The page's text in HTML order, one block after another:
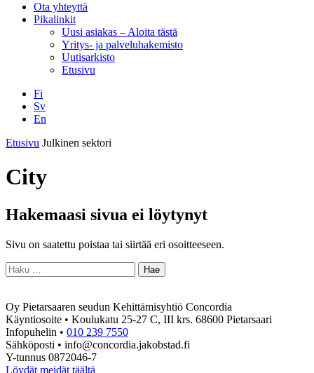
Ota yhteyttä
Pikalinkit
Uusi asiakas – Aloita tästä
Yritys- ja palveluhakemisto
Uutisarkisto
Etusivu
Fi
Sv
En
Facebook
Instagram
LinkedIN
YouTube
Etusivu Julkinen sektori
City
Hakemaasi sivua ei löytynyt
Sivu on saatettu poistaa tai siirtää eri osoitteeseen.
Haku:
Oy Pietarsaaren seudun Kehittämisyhtiö Concordia
Käyntiosoite • Koulukatu 25-27 C, III krs. 68600 Pietarsaari
Infopuhelin • 010 239 7550
Sähköposti • info@concordia.jakobstad.fi
Y-tunnus 0872046-7
Löydät meidät täältä